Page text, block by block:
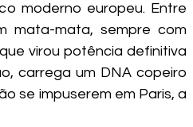
moderno europeu. Entre
mata-mata, sempre com
virou potência definitiva
carrega um DNA copeiro
se impuserem em Paris, a